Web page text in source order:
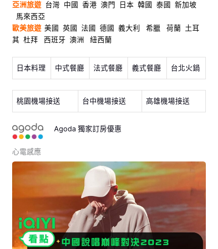
亞洲旅遊 台灣 中國 香港 澳門 日本 韓國 泰國 新加坡
馬來西亞
歐美旅遊 美國 英國 法國 德國 義大利 希臘 荷蘭 土耳
其 杜拜 西班牙 澳洲 紐西蘭
日本料理 中式餐廳 法式餐廳 義式餐廳 台北火鍋
桃園機場接送 台中機場接送 高雄機場接送
Agoda 獨家訂房優惠
心電感應